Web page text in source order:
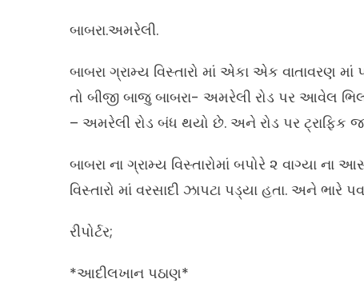
બાબરા.અમરેલી.
બાબરા ગ્રામ્ય વિસ્તારો માં એકા એક વાતાવરણ
તો બીજી બાજુ બાબરા- અમરેલી રોડ પર આવેલ
– અમરેલી રોડ બંધ થયો છે. અને રોડ પર ટ્રાફિક
બાબરા ના ગ્રામ્ય વિસ્તારોમાં બપોરે ૨ વાગ્યા
વિસ્તારો માં વરસાદી ઝાપટા પડ્યા હતા. અને ભારે
રીપોર્ટર;
*આદીલખાન પઠાણ*